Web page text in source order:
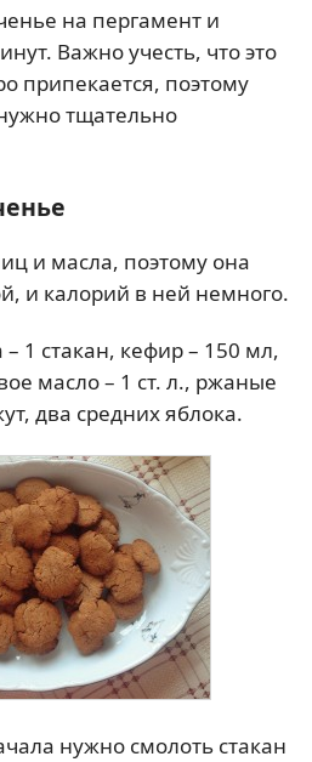
на пергамент и
Важно учесть, что это
припекается, поэтому
тщательно
и масла, поэтому она
и калорий в ней немного.
– 1 стакан, кефир – 150 мл,
масло – 1 ст. л., ржаные
два средних яблока.
нужно смолоть стакан